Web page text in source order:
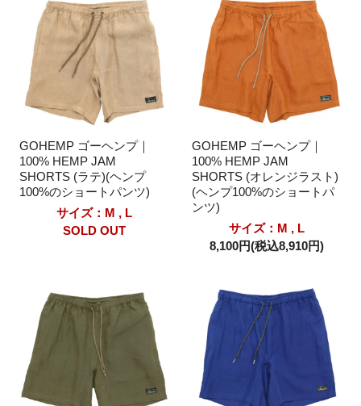
GOHEMP ゴーヘンプ｜
100% HEMP JAM
SHORTS (ラテ)(ヘンプ
100%のショートパンツ)
サイズ：M , L
SOLD OUT
GOHEMP ゴーヘンプ｜
100% HEMP JAM
SHORTS (オレンジラスト)
(ヘンプ100%のショートパ
ンツ)
サイズ：M , L
8,100円(税込8,910円)